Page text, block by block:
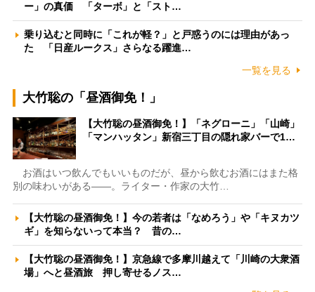
ー」の真価 「ターボ」と「スト…
乗り込むと同時に「これが軽？」と戸惑うのには理由があっ
た 「日産ルークス」さらなる躍進…
一覧を見る
大竹聡の「昼酒御免！」
【大竹聡の昼酒御免！】「ネグローニ」「山崎」
「マンハッタン」新宿三丁目の隠れ家バーで1…
お酒はいつ飲んでもいいものだが、昼から飲むお酒にはまた格
別の味わいがある――。ライター・作家の大竹…
【大竹聡の昼酒御免！】今の若者は「なめろう」や「キヌカツ
ギ」を知らないって本当？ 昔の…
【大竹聡の昼酒御免！】京急線で多摩川越えて「川崎の大衆酒
場」へと昼酒旅 押し寄せるノス…